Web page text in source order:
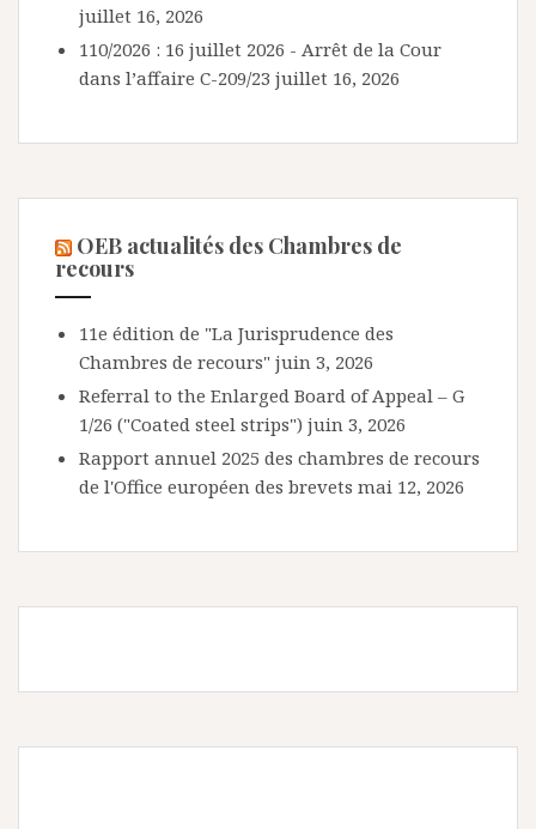
juillet 16, 2026
110/2026 : 16 juillet 2026 - Arrêt de la Cour
dans l’affaire C-209/23 juillet 16, 2026
OEB actualités des Chambres de
recours
11e édition de "La Jurisprudence des
Chambres de recours" juin 3, 2026
Referral to the Enlarged Board of Appeal – G
1/26 ("Coated steel strips") juin 3, 2026
Rapport annuel 2025 des chambres de recours
de l'Office européen des brevets mai 12, 2026